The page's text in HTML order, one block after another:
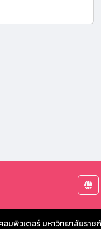
อมพิวเตอร์ มหาวิทยาลัยรา